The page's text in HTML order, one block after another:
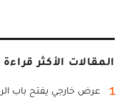
المقالات الأكثر قراءة
1 عرض خارجي يفتح باب